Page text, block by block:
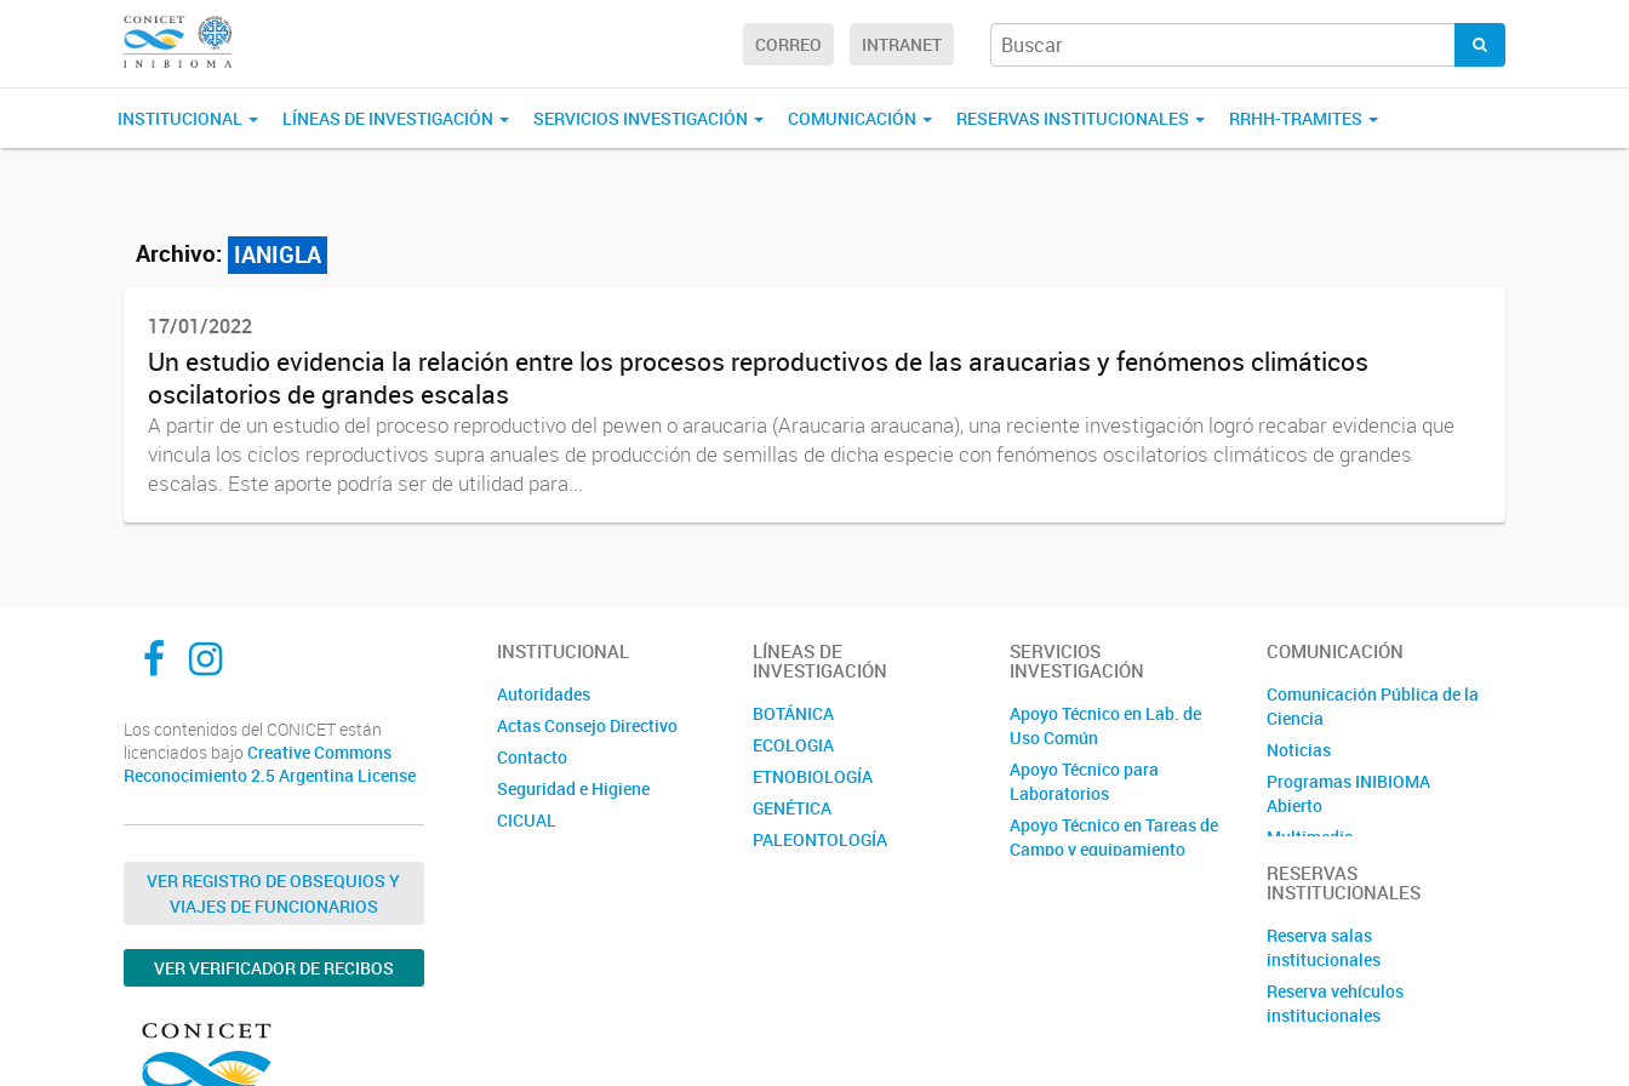
CORREO INTRANET
INSTITUCIONAL LÍNEAS DE INVESTIGACIÓN SERVICIOS INVESTIGACIÓN COMUNICACIÓN RESERVAS INSTITUCIONALES RRHH-TRAMITES
Archivo: IANIGLA
17/01/2022
Un estudio evidencia la relación entre los procesos reproductivos de las araucarias y fenómenos climáticos
oscilatorios de grandes escalas
A partir de un estudio del proceso reproductivo del pewen o araucaria (Araucaria araucana), una reciente investigación logró recabar evidencia que
vincula los ciclos reproductivos supra anuales de producción de semillas de dicha especie con fenómenos oscilatorios climáticos de grandes
escalas. Este aporte podría ser de utilidad para...
Inibioma-Conicet/Unco
inibiomaabierto
Los contenidos del CONICET están
licenciados bajo Creative Commons
Reconocimiento 2.5 Argentina License
VER REGISTRO DE OBSEQUIOS Y
VIAJES DE FUNCIONARIOS
VER VERIFICADOR DE RECIBOS
INSTITUCIONAL
Autoridades
Actas Consejo Directivo
Contacto
Seguridad e Higiene
CICUAL
LÍNEAS DE
INVESTIGACIÓN
BOTÁNICA
ECOLOGIA
ETNOBIOLOGÍA
GENÉTICA
PALEONTOLOGÍA
SERVICIOS
INVESTIGACIÓN
Apoyo Técnico en Lab. de
Uso Común
Apoyo Técnico para
Laboratorios
Apoyo Técnico en Tareas de
Campo y equipamiento
COMUNICACIÓN
Comunicación Pública de la
Ciencia
Noticias
Programas INIBIOMA
Abierto
Multimedia
Proyecto Lagartija
Endémica del Bajo de Añelo
Proyecto Ciencia
Ciudadana: Cómo construir
un jardín amigable con la
naturaleza
RESERVAS
INSTITUCIONALES
Reserva salas
institucionales
Reserva vehículos
institucionales